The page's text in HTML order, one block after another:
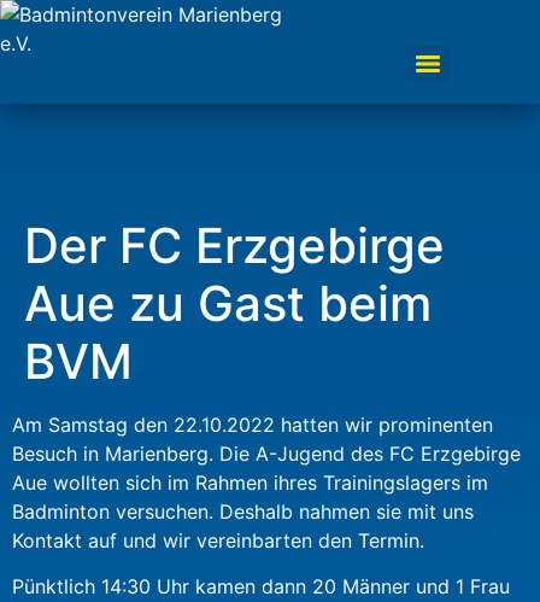
Der FC Erzgebirge
Aue zu Gast beim
BVM
Am Samstag den 22.10.2022 hatten wir prominenten
Besuch in Marienberg. Die A-Jugend des FC Erzgebirge
Aue wollten sich im Rahmen ihres Trainingslagers im
Badminton versuchen. Deshalb nahmen sie mit uns
Kontakt auf und wir vereinbarten den Termin.
Pünktlich 14:30 Uhr kamen dann 20 Männer und 1 Frau